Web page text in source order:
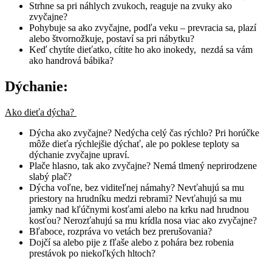
Strhne sa pri náhlych zvukoch, reaguje na zvuky ako
zvyčajne?
Pohybuje sa ako zvyčajne, podľa veku – prevracia sa, plazí
alebo štvornožkuje, postaví sa pri nábytku?
Keď chytíte dieťatko, cítite ho ako inokedy, nezdá sa vám
ako handrová bábika?
Dýchanie:
Ako dieťa dýcha?
Dýcha ako zvyčajne? Nedýcha celý čas rýchlo? Pri horúčke
môže dieťa rýchlejšie dýchať, ale po poklese teploty sa
dýchanie zvyčajne upraví.
Plače hlasno, tak ako zvyčajne? Nemá tlmený neprirodzene
slabý plač?
Dýcha voľne, bez viditeľnej námahy? Nevťahujú sa mu
priestory na hrudníku medzi rebrami? Nevťahujú sa mu
jamky nad kľúčnymi kosťami alebo na krku nad hrudnou
kosťou? Nerozťahujú sa mu krídla nosa viac ako zvyčajne?
Bľaboce, rozpráva vo vetách bez prerušovania?
Dojčí sa alebo pije z fľaše alebo z pohára bez robenia
prestávok po niekoľkých hltoch?